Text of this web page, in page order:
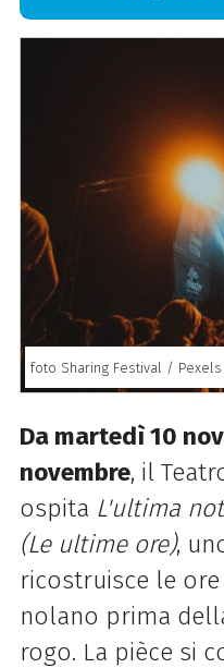
foto Sharing Festival / Pexels
Da martedì 10
novembre, il
ospita L'ultima
(Le ultime ore),
ricostruisce le
nolano prima
rogo. La pièce si